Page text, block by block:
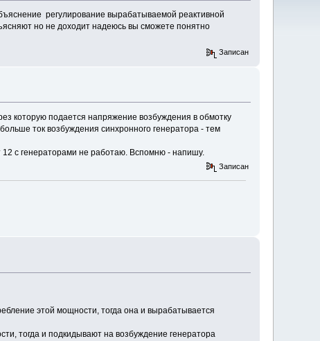
регулирование вырабатываемой реактивной
но не доходит надеюсь вы сможете понятно
Записан
которую подается напряжение возбуждения в обмотку
ток возбуждения синхронного генератора - тем
с генераторами не работаю. Вспомню - напишу.
Записан
этой мощности, тогда она и вырабатывается
тогда и подкидывают на возбуждение генератора